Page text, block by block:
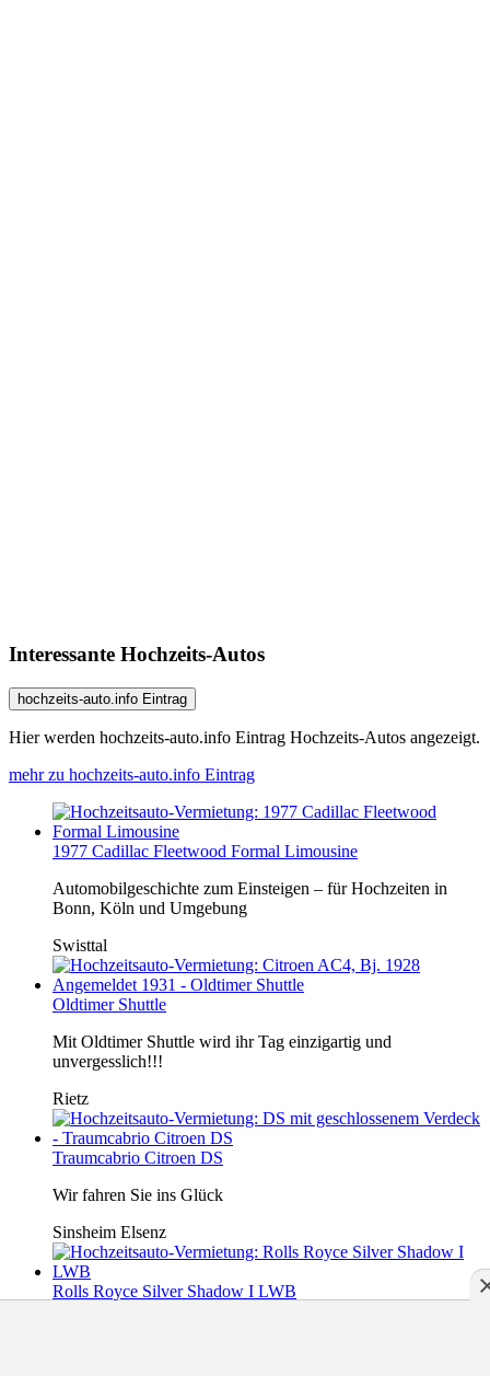
Interessante Hochzeits-Autos
hochzeits-auto.info Eintrag
Hier werden hochzeits-auto.info Eintrag Hochzeits-Autos angezeigt.
mehr zu hochzeits-auto.info Eintrag
1977 Cadillac Fleetwood Formal Limousine
Automobilgeschichte zum Einsteigen – für Hochzeiten in
Bonn, Köln und Umgebung
Swisttal
Oldtimer Shuttle
Mit Oldtimer Shuttle wird ihr Tag einzigartig und
unvergesslich!!!
Rietz
Traumcabrio Citroen DS
Wir fahren Sie ins Glück
Sinsheim Elsenz
Rolls Royce Silver Shadow I LWB